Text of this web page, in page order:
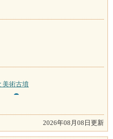
美術古墳
2026年08月08日更新